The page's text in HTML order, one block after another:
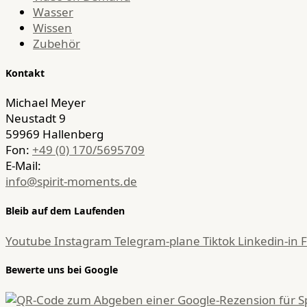
Wasser
Wissen
Zubehör
Kontakt
Michael Meyer
Neustadt 9
59969 Hallenberg
Fon: +49 (0) 170/5695709
E-Mail:
info@spirit-moments.de
Bleib auf dem Laufenden
Youtube Instagram Telegram-plane Tiktok Linkedin-in
Bewerte uns bei Google